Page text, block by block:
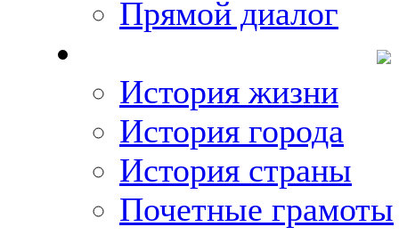
Прямой диалог
История жизни
История города
История страны
Почетные грамоты